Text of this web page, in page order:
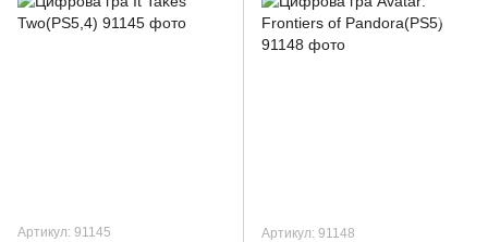
Артикул: 91145 Артикул: 91148